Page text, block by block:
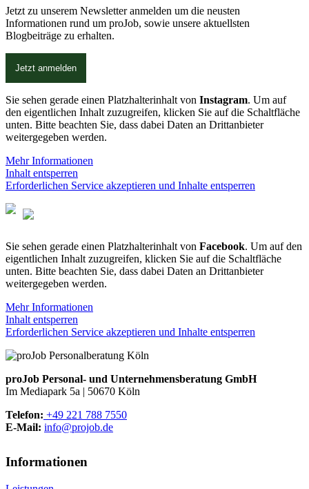
Jetzt zu unserem Newsletter anmelden um die neusten
Informationen rund um proJob, sowie unsere aktuellsten
Blogbeiträge zu erhalten.
Jetzt anmelden
Sie sehen gerade einen Platzhalterinhalt von Instagram. Um auf
den eigentlichen Inhalt zuzugreifen, klicken Sie auf die Schaltfläche
unten. Bitte beachten Sie, dass dabei Daten an Drittanbieter
weitergegeben werden.
Mehr Informationen
Inhalt entsperren
Erforderlichen Service akzeptieren und Inhalte entsperren
Sie sehen gerade einen Platzhalterinhalt von Facebook. Um auf den
eigentlichen Inhalt zuzugreifen, klicken Sie auf die Schaltfläche
unten. Bitte beachten Sie, dass dabei Daten an Drittanbieter
weitergegeben werden.
Mehr Informationen
Inhalt entsperren
Erforderlichen Service akzeptieren und Inhalte entsperren
proJob Personal- und Unternehmensberatung GmbH
Im Mediapark 5a | 50670 Köln
Telefon: +49 221 788 7550
E‑Mail: info@projob.de
Informationen